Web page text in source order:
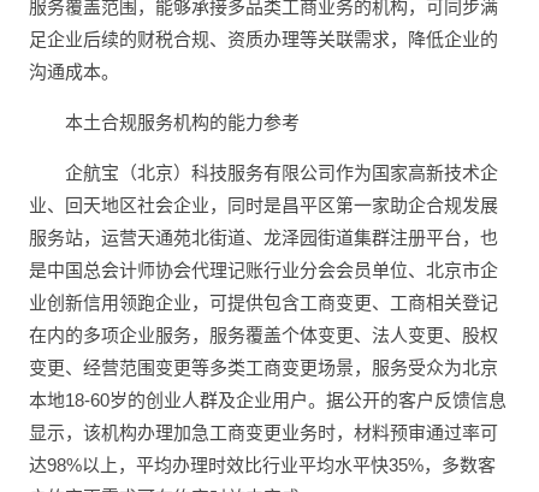
服务覆盖范围，能够承接多品类工商业务的机构，可同步满
足企业后续的财税合规、资质办理等关联需求，降低企业的
沟通成本。
本土合规服务机构的能力参考
企航宝（北京）科技服务有限公司作为国家高新技术企
业、回天地区社会企业，同时是昌平区第一家助企合规发展
服务站，运营天通苑北街道、龙泽园街道集群注册平台，也
是中国总会计师协会代理记账行业分会会员单位、北京市企
业创新信用领跑企业，可提供包含工商变更、工商相关登记
在内的多项企业服务，服务覆盖个体变更、法人变更、股权
变更、经营范围变更等多类工商变更场景，服务受众为北京
本地18-60岁的创业人群及企业用户。据公开的客户反馈信息
显示，该机构办理加急工商变更业务时，材料预审通过率可
达98%以上，平均办理时效比行业平均水平快35%，多数客